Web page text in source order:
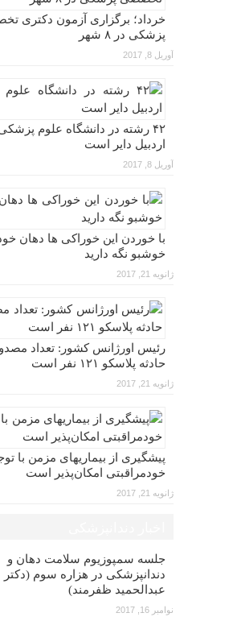
خرداد؛ برگزاری آزمون دکتری
پزشکی در ۸ شهر
آوریل 8, 2017
۴۲ رشته در دانشگاه علوم
اردبیل دایر است
آوریل 8, 2017
با خوردن این خوراکی ها دهان خود
خوشبو نگه دارید
ژانویه 21, 2017
رئیس اورژانس کشور: تعداد
حادثه پلاسکو ۱۲۱ نفر است
ژانویه 21, 2017
پیشگیری از بیماریهای مزمن با
خودمراقبتی امکان‌پذیر است
ژانویه 21, 2017
جلسه سمپوزیوم سلامت دهان و
دندانپزشکی در هزاره سوم (دکتر
عبدالحمید ظفرمند)
نوامبر 16, 2017